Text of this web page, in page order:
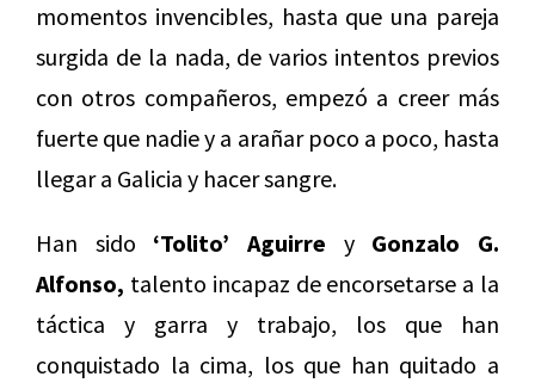
momentos invencibles, hasta que una pareja
surgida de la nada, de varios intentos previos
con otros compañeros, empezó a creer más
fuerte que nadie y a arañar poco a poco, hasta
llegar a Galicia y hacer sangre.
Han sido ‘Tolito’ Aguirre y Gonzalo G.
Alfonso, talento incapaz de encorsetarse a la
táctica y garra y trabajo, los que han
conquistado la cima, los que han quitado a